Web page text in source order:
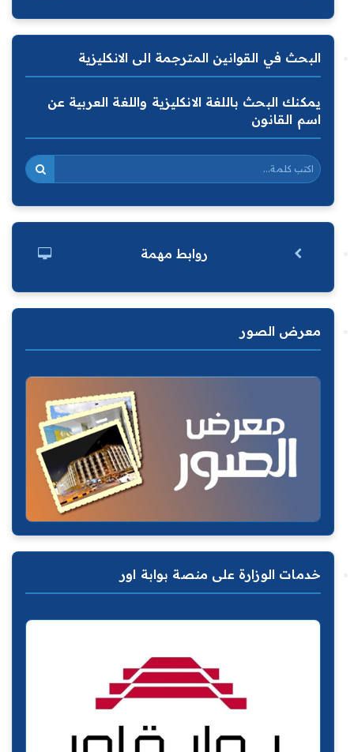
البحث في القوانين المترجمة الى الانكليزية
يمكنك البحث باللغة الانكليزية واللغة العربية عن
اسم القانون
روابط مهمة
معرض الصور
خدمات الوزارة على منصة بوابة اور